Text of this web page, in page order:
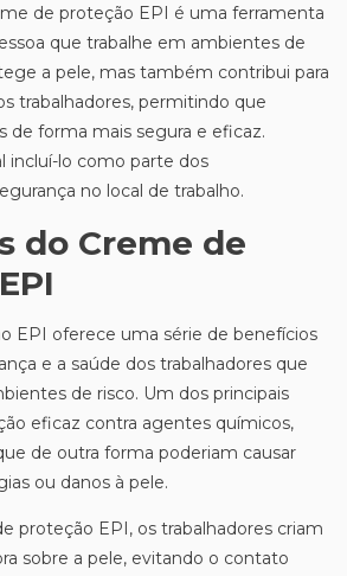
de proteção EPI é uma ferramenta
que trabalhe em ambientes de
a pele, mas também contribui para
trabalhadores, permitindo que
de forma mais segura e eficaz.
incluí-lo como parte dos
no local de trabalho.
do Creme de
EPI oferece uma série de benefícios
e a saúde dos trabalhadores que
de risco. Um dos principais
eficaz contra agentes químicos,
de outra forma poderiam causar
ou danos à pele.
proteção EPI, os trabalhadores criam
sobre a pele, evitando o contato